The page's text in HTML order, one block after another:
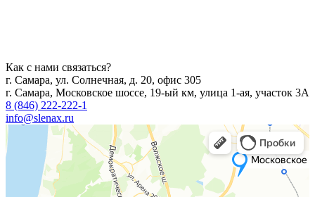
Как с нами связаться?
г. Самара, ул. Солнечная, д. 20, офис 305
г. Самара, Московское шоссе, 19-ый км, улица 1-ая, участок 3А
8 (846) 222-222-1
info@slenax.ru